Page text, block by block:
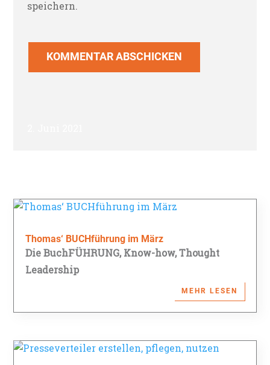
speichern.
KOMMENTAR ABSCHICKEN
Thomas‘ BUCHführung im März
Die BuchFÜHRUNG,Know-how,Thought
Leadership
MEHR LESEN